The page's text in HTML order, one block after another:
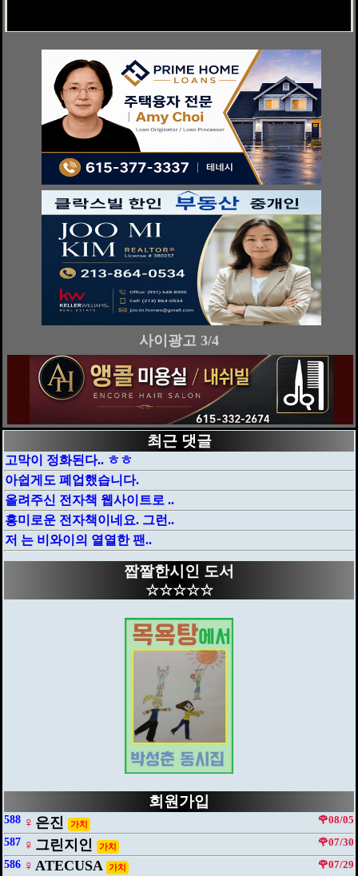
사이광고 4/4
최근 댓글
고막이 정화된다.. ㅎㅎ
아쉽게도 폐업했습니다.
올려주신 전자책 웹사이트로 ..
흥미로운 전자책이네요. 그런..
저 는 비와이의 열열한 팬..
짭짤한시인 도서
☆☆☆☆☆
회원가입
588 ♀ 은진 가치
🌹08/05
587 ♀ 그린지인 가치
🌹07/30
586 ♀ ATECUSA 가치
🌹07/29